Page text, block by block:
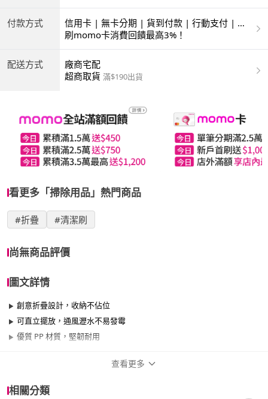
付款方式
信用卡 | 無卡分期 | 貨到付款 | 行動支付 | 超
商付款 | ATM | 銀聯卡
刷momo卡消費回饋最高3%！
配送方式
廠商宅配
超商取貨 滿$190出貨
看更多「掃除用品」熱門商品
#折疊 #清潔刷
尚無商品評價
圖文詳情
創意折疊設計，收納不佔位
可直立擺放，通風瀝水不易發霉
優質 PP 材質，堅韌耐用
查看更多
相關分類